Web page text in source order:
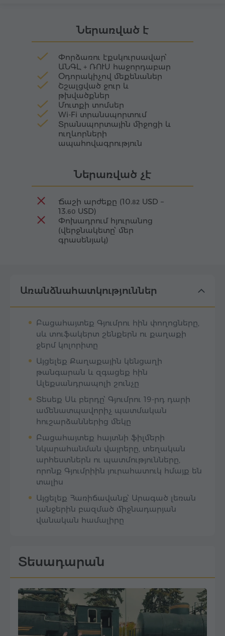
առավել ընդգծելով իր նշանակությունը։
Ներառված է
Փորձառու էքսկուրսավար՝
ԱՆԳԼ + ՌՈՒՍ հաջորդաբար
Օդորակիչով մեքենաներ
Շշալցված ջուր և
թխվածքներ
Մուտքի տոմսեր
Wi-Fi տրանսպորտում
Տրանսպորտային միջոցի և
ուղևորների
ապահովագրություն
Ներառված չէ
Ճաշի արժեքը (10.82 USD –
13.60 USD)
Փոխադրում հյուրանոց
(վերջնակետը՝ մեր
գրասենյակ)
Առանձնահատկություններ
Բացահայտեք Գյումրու հին փողոցները,
սև տուֆակերտ շենքերն ու քաղաքի
ջերմ կոլորիտը
Այցելեք Քաղաքային կենցաղի
թանգարան և զգացեք հին
Ալեքսանդրապոլի շունչը
Տեսեք Սև բերդը՝ Գյումրու 19-րդ դարի
ամենատպավորիչ պատմական
հուշարձաններից մեկը
Բացահայտեք հայտնի ֆիլմերի
նկարահանման վայրերը, տեղական
արհեստներն ու պատմությունները,
որոնք Գյումրիին յուրահատուկ հմայք են
տալիս
Այցելեք Հառիճավանք՝ Արագած լեռան
լանջերին բազմած միջնադարյան
վանական համալիրը
Տեսադարան